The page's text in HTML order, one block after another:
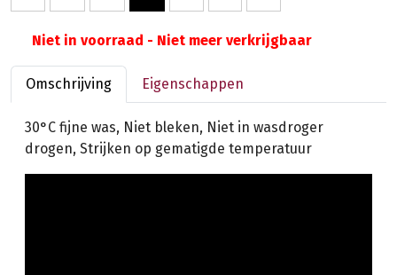
Niet in voorraad - Niet meer verkrijgbaar
Omschrijving Eigenschappen
30°C fijne was, Niet bleken, Niet in wasdroger
drogen, Strijken op gematigde temperatuur